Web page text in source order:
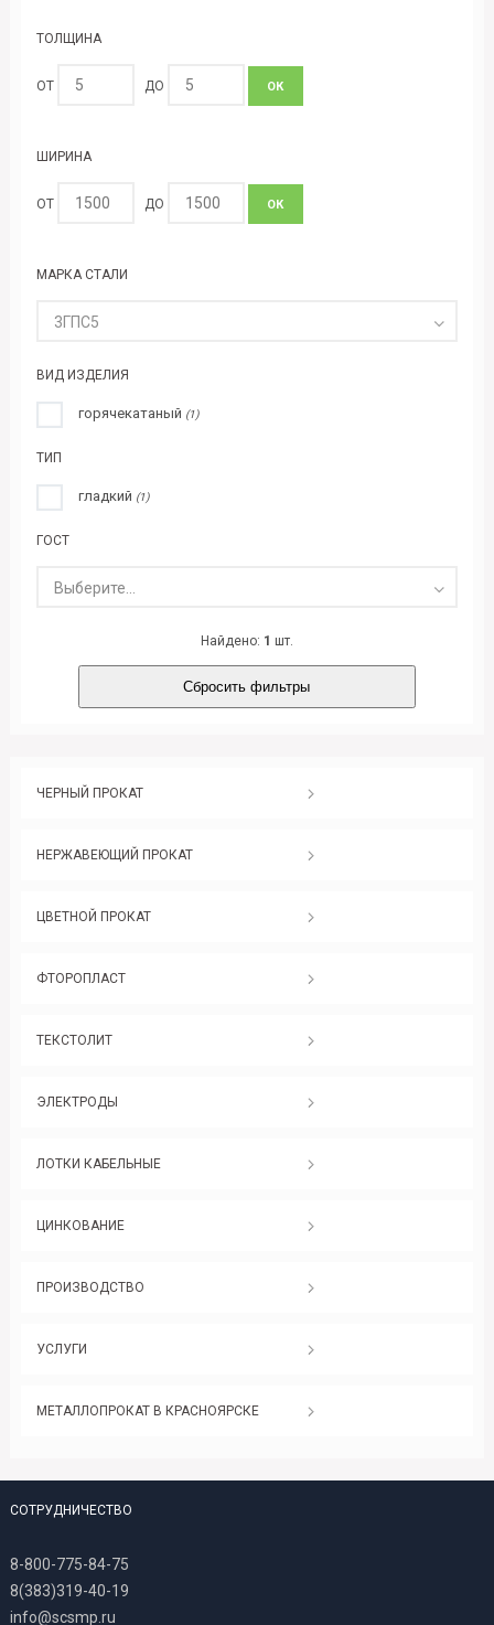
ТОЛЩИНА
ОТ ДО ОК
ШИРИНА
ОТ ДО ОК
МАРКА СТАЛИ
3ГПС5
ВИД ИЗДЕЛИЯ
горячекатаный (1)
ТИП
гладкий (1)
ГОСТ
Выберите...
Найдено: 1 шт.
Сбросить фильтры
ЧЕРНЫЙ ПРОКАТ
НЕРЖАВЕЮЩИЙ ПРОКАТ
ЦВЕТНОЙ ПРОКАТ
ФТОРОПЛАСТ
ТЕКСТОЛИТ
ЭЛЕКТРОДЫ
ЛОТКИ КАБЕЛЬНЫЕ
ЦИНКОВАНИЕ
ПРОИЗВОДСТВО
УСЛУГИ
МЕТАЛЛОПРОКАТ В КРАСНОЯРСКЕ
СОТРУДНИЧЕСТВО
8-800-775-84-75
8(383)319-40-19
info@scsmp.ru